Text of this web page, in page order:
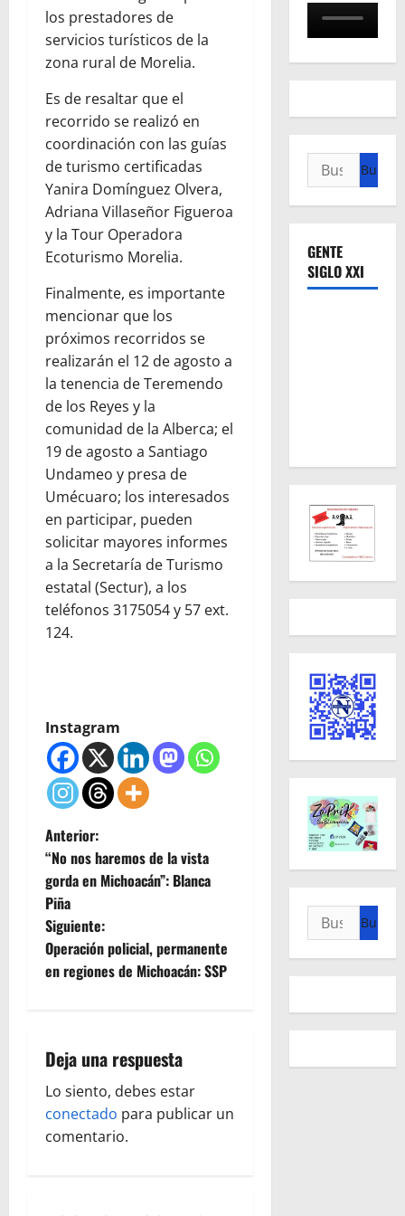
los prestadores de
servicios turísticos de la
zona rural de Morelia.
Es de resaltar que el
recorrido se realizó en
coordinación con las guías
de turismo certificadas
Yanira Domínguez Olvera,
Adriana Villaseñor Figueroa
y la Tour Operadora
Ecoturismo Morelia.
Finalmente, es importante
mencionar que los
próximos recorridos se
realizarán el 12 de agosto a
la tenencia de Teremendo
de los Reyes y la
comunidad de la Alberca; el
19 de agosto a Santiago
Undameo y presa de
Umécuaro; los interesados
en participar, pueden
solicitar mayores informes
a la Secretaría de Turismo
estatal (Sectur), a los
teléfonos 3175054 y 57 ext.
124.
Instagram
N
a
v
e
c
i
ó
Anterior:
“No nos haremos de la vista
gorda en Michoacán”: Blanca
Piña
Siguiente:
Operación policial, permanente
en regiones de Michoacán: SSP
Deja una respuesta
Lo siento, debes estar
conectado para publicar un
comentario.
Buscar:
GENTE
SIGLO XXI
Buscar: